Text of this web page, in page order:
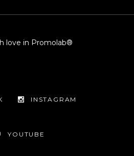
love in Promolab®
INSTAGRAM
YOUTUBE